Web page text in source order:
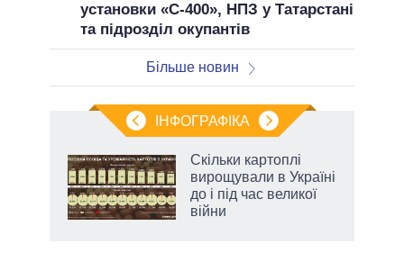
установки «С-400», НПЗ у Татарстані
та підрозділ окупантів
Більше новин
ІНФОГРАФІКА
Скільки картоплі
вирощували в Україні
до і під час великої
війни